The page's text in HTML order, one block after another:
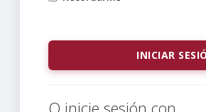
O inicie sesión con